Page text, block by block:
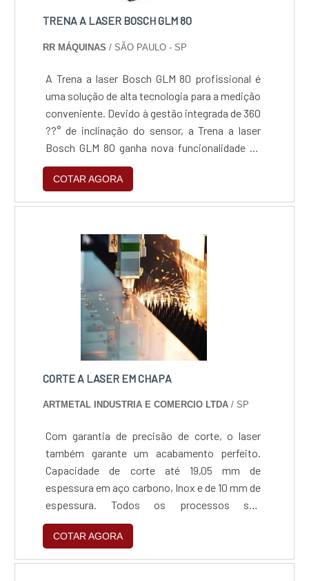
TRENA A LASER BOSCH GLM 80
RR MÁQUINAS / SÃO PAULO - SP
A Trena a laser Bosch GLM 80 profissional é
uma solução de alta tecnologia para a medição
conveniente. Devido à gestão integrada de 360
??° de inclinação do sensor, a Trena a laser
Bosch GLM 80 ganha nova funcionalidade de
medição.Precisa e fácil de operar por conta de
um visor iluminado que se transforma
automaticamente, a Trena a laser Bosch GLM
carga de bateria, devido à tecnologia Li-Ion.A
COTAR AGORA
CORTE A LASER EM CHAPA
ARTMETAL INDUSTRIA E COMERCIO LTDA / SP
Com garantia de precisão de corte, o laser
também garante um acabamento perfeito.
Capacidade de corte até 19,05 mm de
espessura em aço carbono, Inox e de 10 mm de
espessura. Todos os processos são
gerenciados por softwares de alta tecnologia,
que garantem a confiabilidade do processo e a
certeza do produto final dentro das mais
COTAR AGORA